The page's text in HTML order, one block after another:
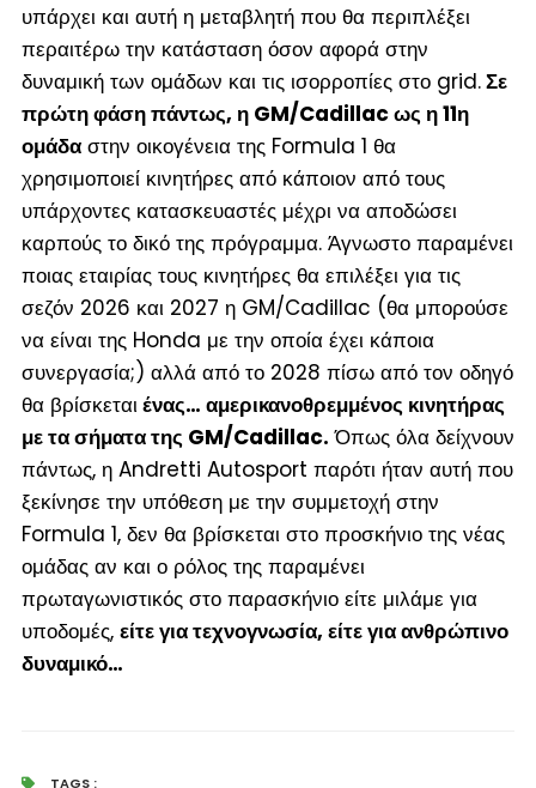
υπάρχει και αυτή η μεταβλητή που θα περιπλέξει
περαιτέρω την κατάσταση όσον αφορά στην
δυναμική των ομάδων και τις ισορροπίες στο grid.Σε
πρώτη φάση πάντως, η GM/Cadillac ως η 11η
ομάδαστην οικογένεια της Formula 1 θα
χρησιμοποιεί κινητήρες από κάποιον από τους
υπάρχοντες κατασκευαστές μέχρι να αποδώσει
καρπούς το δικό της πρόγραμμα. Άγνωστο παραμένει
ποιας εταιρίας τους κινητήρες θα επιλέξει για τις
σεζόν 2026 και 2027 η GM/Cadillac (θα μπορούσε
να είναι της Honda με την οποία έχει κάποια
συνεργασία;) αλλά από το 2028 πίσω από τον οδηγό
θα βρίσκεται ένας… αμερικανοθρεμμένος κινητήρας
με τα σήματα της GM/Cadillac. Όπως όλα δείχνουν
πάντως, η Andretti Autosport παρότι ήταν αυτή που
ξεκίνησε την υπόθεση με την συμμετοχή στην
Formula 1, δεν θα βρίσκεται στο προσκήνιο της νέας
ομάδας αν και ο ρόλος της παραμένει
πρωταγωνιστικός στο παρασκήνιο είτε μιλάμε για
υποδομές, είτε για τεχνογνωσία, είτε για ανθρώπινο
δυναμικό…
TAGS :